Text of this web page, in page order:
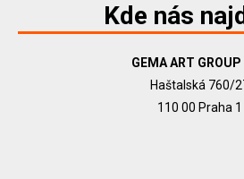
Kde nás
GEMA ART
Haštalská 760/
110 00 Praha 1